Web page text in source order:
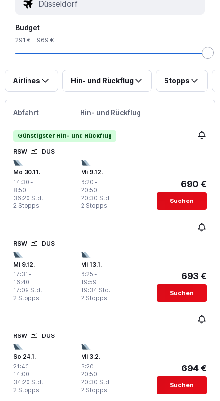
Budget
291 € - 969 €
Airlines Hin- und Rückflug Stopps
Abfahrt Hin- und Rückflug
Günstigster Hin- und Rückflug
RSW DUS
Mo 30.11.
14:30 -
8:50
2 Stopps
36:20 Std.
Mi 9.12.
6:20 -
20:50
2 Stopps
20:30 Std.
690 €
Suchen
RSW DUS
Mi 9.12.
17:31 -
16:40
2 Stopps
17:09 Std.
Mi 13.1.
6:25 -
19:59
2 Stopps
19:34 Std.
693 €
Suchen
RSW DUS
So 24.1.
21:40 -
14:00
2 Stopps
34:20 Std.
Mi 3.2.
6:20 -
20:50
2 Stopps
20:30 Std.
694 €
Suchen